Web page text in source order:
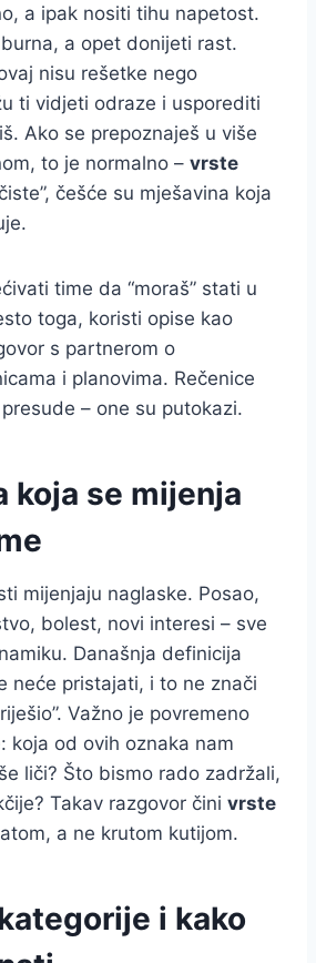
a ipak nositi tihu napetost.
a opet donijeti rast.
nisu rešetke nego
ti vidjeti odraze i usporediti
Ako se prepoznaješ u više
to je normalno – vrste
češće su mješavina koja
time da “moraš” stati u
toga, koristi opise kao
s partnerom o
i planovima. Rečenice
– one su putokazi.
koja se mijenja
mijenjaju naglaske. Posao,
bolest, novi interesi – sve
Današnja definicija
neće pristajati, i to ne znači
Važno je povremeno
koja od ovih oznaka nam
liči? Što bismo rado zadržali,
Takav razgovor čini vrste
a ne krutom kutijom.
i kako